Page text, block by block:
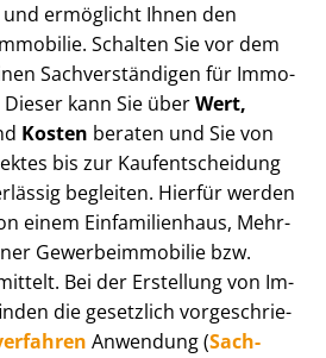
ermöglicht Ihnen den
Schalten Sie vor dem
Sach­ver­stän­di­gen für Im­mo­
kann Sie überWert,
Kosten beraten und Sie von
bis zur Kauf­ent­schei­dung
begleiten. Hierfür werden
einem Einfamilienhaus, Mehr­
Ge­wer­be­im­mo­bi­lie bzw.
Bei der Erstellung von Im­
die gesetzlich vor­ge­schrie­
Anwendung (Sach­